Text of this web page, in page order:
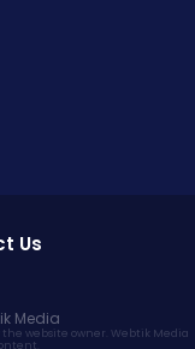
Us
Media
website owner. Webtik Media